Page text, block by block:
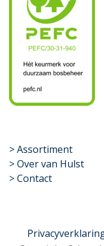
​>Assortiment
> Over van Hulst
> Contact